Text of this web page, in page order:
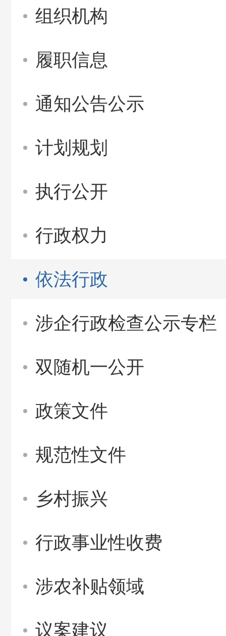
组织机构
履职信息
通知公告公示
计划规划
执行公开
行政权力
依法行政
涉企行政检查公示专栏
双随机一公开
政策文件
规范性文件
乡村振兴
行政事业性收费
涉农补贴领域
议案建议